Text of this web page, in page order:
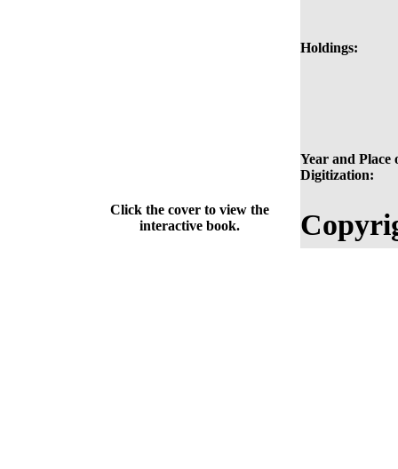
Holdings:
Year and Place
Digitization:
Click the cover to view the
interactive book.